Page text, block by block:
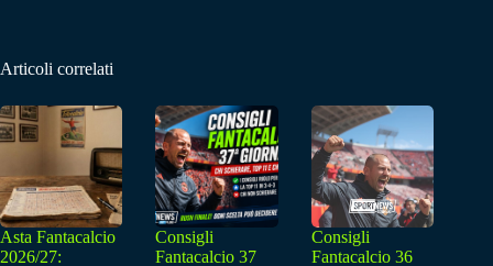
Articoli correlati
Asta Fantacalcio
2026/27:
Consigli
Fantacalcio 37
Consigli
Fantacalcio 36